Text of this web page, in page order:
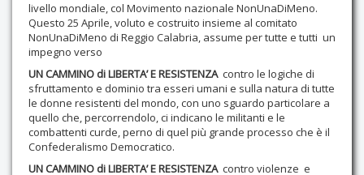
livello mondiale, col Movimento nazionale NonUnaDiMeno.
Questo 25 Aprile, voluto e costruito insieme al comitato
NonUnaDiMeno di Reggio Calabria, assume per tutte e tutti un
impegno verso
UN CAMMINO di LIBERTA’ E RESISTENZAcontro le logiche di
sfruttamento e dominio tra esseri umani e sulla natura di tutte
le donne resistenti del mondo, con uno sguardo particolare a
quello che, percorrendolo, ci indicano le militanti e le
combattenti curde, perno di quel più grande processo che è il
Confederalismo Democratico.
UN CAMMINO di LIBERTA’ E RESISTENZAcontro violenze e